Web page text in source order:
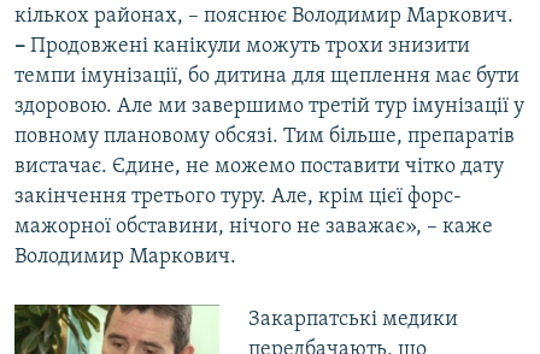
кількох районах, – пояснює Володимир Маркович.
– Продовжені канікули можуть трохи знизити
темпи імунізації, бо дитина для щеплення має бути
здоровою. Але ми завершимо третій тур імунізації у
повному плановому обсязі. Тим більше, препаратів
вистачає. Єдине, не можемо поставити чітко дату
закінчення третього туру. Але, крім цієї форс-
мажорної обставини, нічого не заважає», – каже
Володимир Маркович.
Закарпатські медики